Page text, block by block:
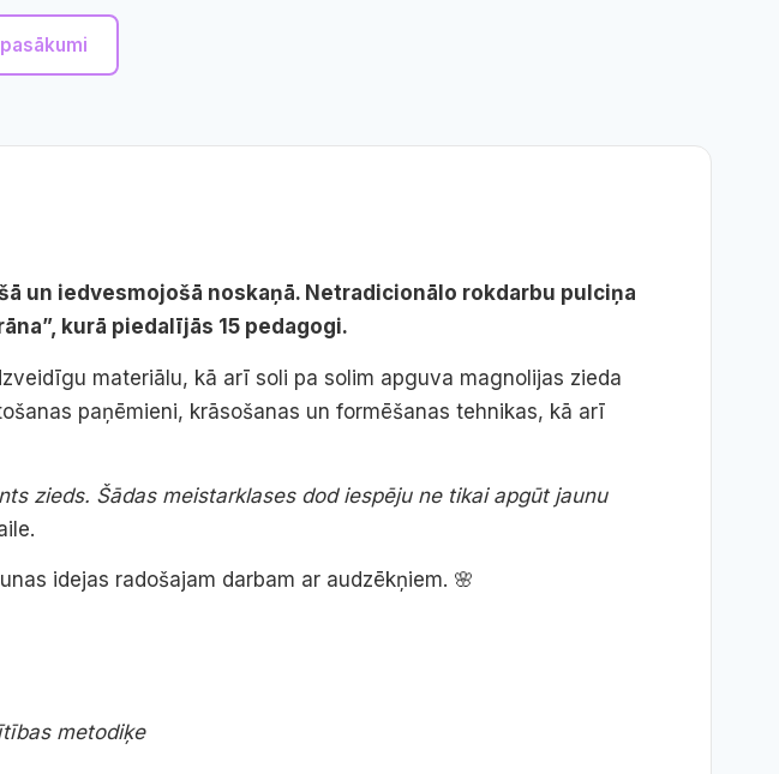
un iedvesmojošā noskaņā. Netradicionālo rokdarbu pulciņa
kurā piedalījās 15 pedagogi.
materiālu, kā arī soli pa solim apguva magnolijas zieda
paņēmieni, krāsošanas un formēšanas tehnikas, kā arī
zieds. Šādas meistarklases dod iespēju ne tikai apgūt jaunu
idejas radošajam darbam ar audzēkņiem. 🌸
metodiķe